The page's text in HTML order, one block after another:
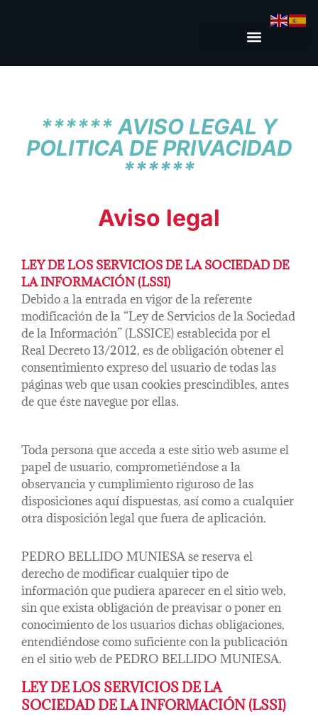
****** AVISO LEGAL Y
POLITICA DE PRIVACIDAD
******
Aviso legal
LEY DE LOS SERVICIOS DE LA SOCIEDAD DE
LA INFORMACIÓN (LSSI)
Debido a la entrada en vigor de la referente
modificación de la “Ley de Servicios de la Sociedad
de la Información” (LSSICE) establecida por el
Real Decreto 13/2012, es de obligación obtener el
consentimiento expreso del usuario de todas las
páginas web que usan cookies prescindibles, antes
de que éste navegue por ellas.
Toda persona que acceda a este sitio web asume el
papel de usuario, comprometiéndose a la
observancia y cumplimiento riguroso de las
disposiciones aquí dispuestas, así como a cualquier
otra disposición legal que fuera de aplicación.
PEDRO BELLIDO MUNIESA se reserva el
derecho de modificar cualquier tipo de
información que pudiera aparecer en el sitio web,
sin que exista obligación de preavisar o poner en
conocimiento de los usuarios dichas obligaciones,
entendiéndose como suficiente con la publicación
en el sitio web de PEDRO BELLIDO MUNIESA.
LEY DE LOS SERVICIOS DE LA
SOCIEDAD DE LA INFORMACIÓN (LSSI)